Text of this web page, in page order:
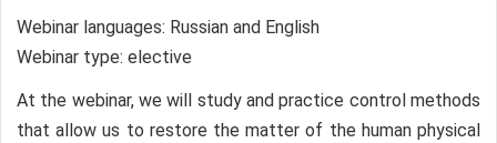
Webinar languages: Russian and English
Webinar type: elective
At the webinar, we will study and practice control methods
that allow us to restore the matter of the human physical